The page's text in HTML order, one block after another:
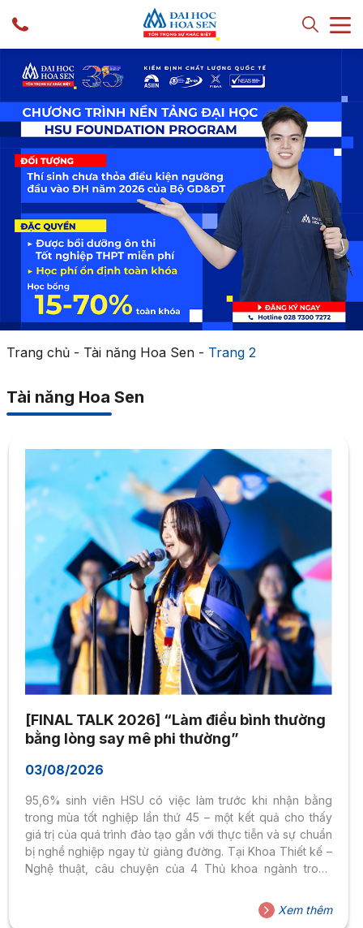
Trang chủ- Tài năng Hoa Sen- Trang 2
Tài năng Hoa Sen
[FINAL TALK 2026] “Làm điều bình thường
bằng lòng say mê phi thường”
03/08/2026
95,6% sinh viên HSU có việc làm trước khi nhận bằng
trong mùa tốt nghiệp lần thứ 45 – một kết quả cho thấy
giá trị của quá trình đào tạo gắn với thực tiễn và sự chuẩn
bị nghề nghiệp ngay từ giảng đường. Tại Khoa Thiết kế –
Nghệ thuật, câu chuyện của 4 Thủ khoa ngành trong
khác nhau có thể cùng gặp nhau ở một điểm: dám lựa
chọn, kiên trì theo đuổi điều mình yêu thích và không
Xem thêm